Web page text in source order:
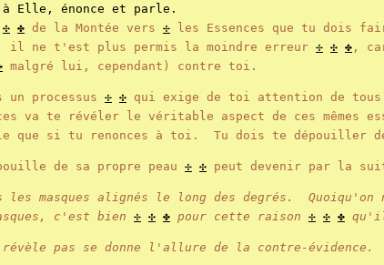
à Elle, énonce et parle.
✣ ✤ de la Montée vers ✢ les Essences que tu dois
ne t'est plus permis la moindre erreur ✢ ✣ ✤ ,
malgré lui, cependant) contre toi.
un processus ✢ ✣ qui exige de toi attention de tous
va te révéler le véritable aspect de ces mêmes
que si tu renonces à toi. Tu dois te dépouiller
de sa propre peau ✢ ✣ peut devenir par la
les masques alignés le long des degrés.
c'est bien ✢ ✣ ✤ pour cette raison ✢ ✣ ✤
pas se donne l'allure de la contre-évidence.